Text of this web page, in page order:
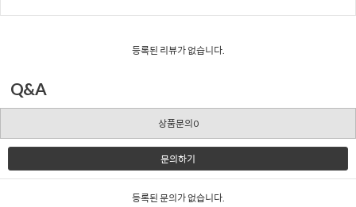
등록된 리뷰가 없습니다.
Q&A
상품문의0
문의하기
등록된 문의가 없습니다.